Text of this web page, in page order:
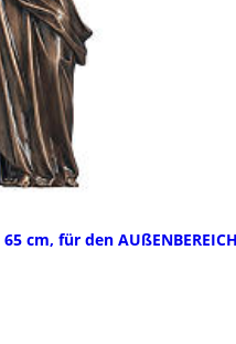
cm, für den